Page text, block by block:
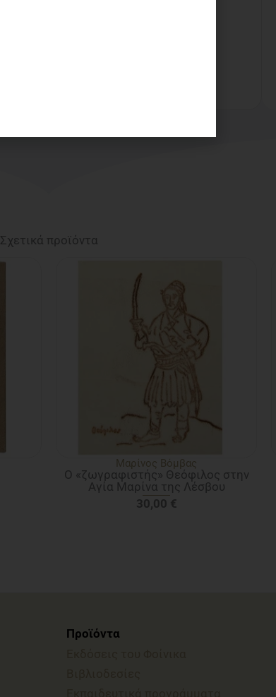
Σχετικά προϊόντα
Μαρίνος Βόμβας
Ο «ζωγραφιστής» Θεόφιλος στην
Αγία Μαρίνα της Λέσβου
30,00 €
Προϊόντα